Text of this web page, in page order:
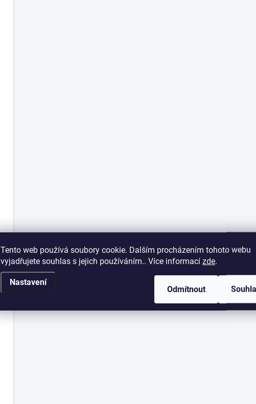
Tento web používá soubory cookie. Dalším procházením tohoto webu
vyjadřujete souhlas s jejich používáním.. Více informací zde.
Nastavení
Odmítnout